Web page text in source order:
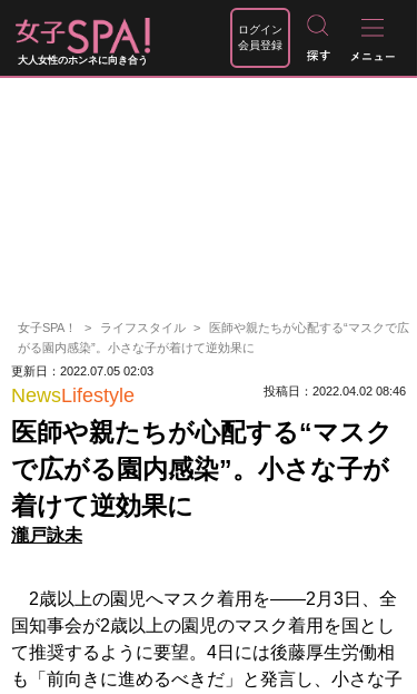
大人女性のホンネに向き合う
ログイン
会員登録
女子SPA！ ライフスタイル
医師や親たちが心配する“マスクで広
がる園内感染”。小さな子が着けて逆効果に
更新日：2022.07.05 02:03
NewsLifestyle 投稿日：2022.04.02 08:46
医師や親たちが心配する“マスク
で広がる園内感染”。小さな子が
着けて逆効果に
瀧戸詠未
2歳以上の園児へマスク着用を――2月3日、全
国知事会が2歳以上の園児のマスク着用を国とし
て推奨するように要望。4日には後藤厚生労働相
も「前向きに進めるべきだ」と発言し、小さな子